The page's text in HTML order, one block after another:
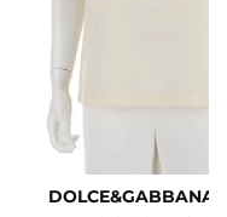
DOLCE&GABBANA